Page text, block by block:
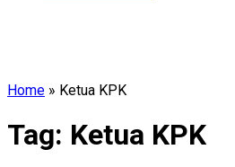
Home » Ketua KPK
Tag: Ketua KPK